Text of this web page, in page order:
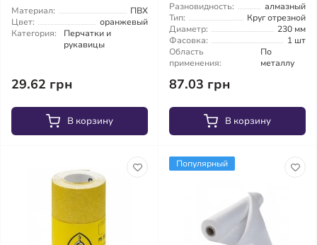
Материал:
ПВХ
Цвет:
оранжевый
Категория:
Перчатки и
рукавицы
29.62 грн
В корзину
Разновидность:
алмазный
Тип:
Круг отрезной
Диаметр:
230 мм
Фасовка:
1 шт
Область
применения:
По
металлу
87.03 грн
В корзину
Популярный